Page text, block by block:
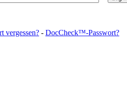
vergessen? - DocCheck™-Passwort?